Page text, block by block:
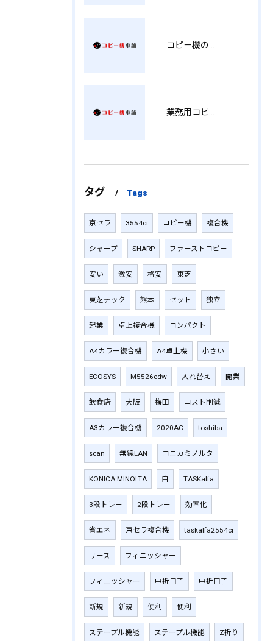
タグ Tags
京セラ 3554ci コピー機 複合機
シャープ SHARP ファーストコピー
安い 激安 格安 東芝
東芝テック 熊本 セット 独立
起業 卓上複合機 コンパクト
A4カラー複合機 A4卓上機 小さい
ECOSYS M5526cdw 入れ替え 開業
飲食店 大阪 梅田 コスト削減
A3カラー複合機 2020AC toshiba
scan 無線LAN コニカミノルタ
KONICA MINOLTA 白 TASKalfa
3段トレー 2段トレー 効率化
省エネ 京セラ複合機 taskalfa2554ci
リース フィニッシャー
フィニッシャー 中折冊子 中折冊子
新規 新規 便利 便利
ステープル機能 ステープル機能 Z折り